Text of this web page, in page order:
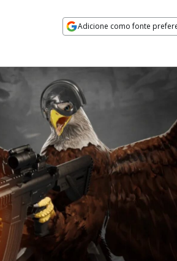
Adicione como fonte